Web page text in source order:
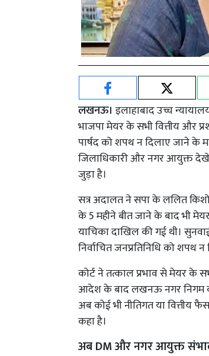
लखनऊ। इलाहाबाद उच्च
भाजपा मेयर के सभी वित्तीय और
पार्षद को शपथ न दिलाए जाने के
जिलाधिकारी और नगर आयुक्त
जुड़ा है।
सत्र अदालत ने सपा के ललित
के 5 महीने बीत जाने के बाद भी
याचिका दाखिल की गई थी।
निर्वाचित जनप्रतिनिधि को शपथ
कोर्ट ने तत्काल प्रभाव से मेयर के
आदेश के बाद लखनऊ नगर निगम
अब कोई भी नीतिगत या वित्तीय
कहा है।
अब DM और नगर आयुक्त